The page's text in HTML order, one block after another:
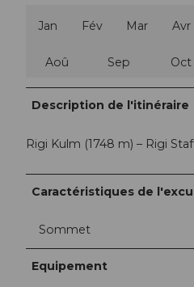
Jan Fév Mar Avr
Aoû Sep Oct
Description de l'itinéraire
Rigi Kulm (1748 m) – Rigi
Caractéristiques de
Sommet
Equipement